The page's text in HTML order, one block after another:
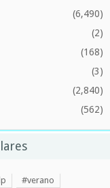
(6,490)
(2)
(168)
(3)
(2,840)
(562)
#verano